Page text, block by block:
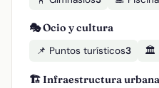
🎭 Ocio y cultura
📌 Puntos turísticos3 🏛️
🏗️ Infraestructura urbana